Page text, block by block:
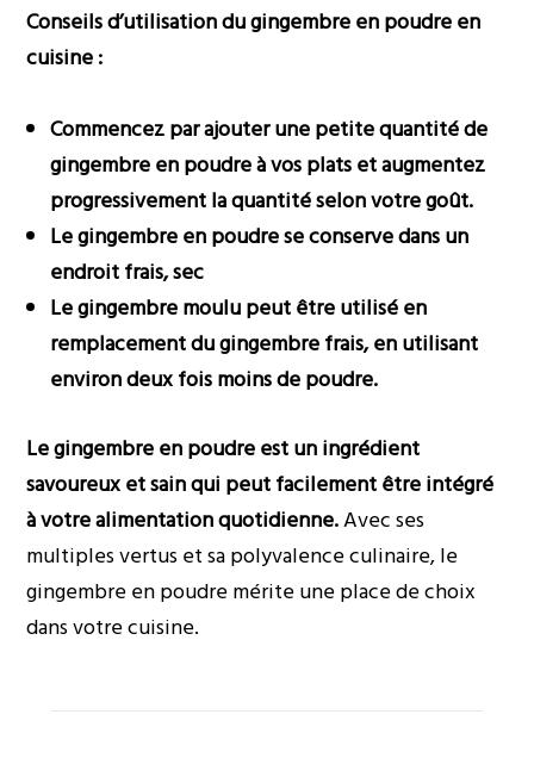
Conseils d’utilisation du gingembre en poudre en
cuisine :
Commencez par ajouter une petite quantité de
gingembre en poudre à vos plats et augmentez
progressivement la quantité selon votre goût.
Le gingembre en poudre se conserve dans un
endroit frais, sec
Le gingembre moulu peut être utilisé en
remplacement du gingembre frais, en utilisant
environ deux fois moins de poudre.
Le gingembre en poudre est un ingrédient
savoureux et sain qui peut facilement être intégré
à votre alimentation quotidienne.Avec ses
multiples vertus et sa polyvalence culinaire, le
gingembre en poudre mérite une place de choix
dans votre cuisine.